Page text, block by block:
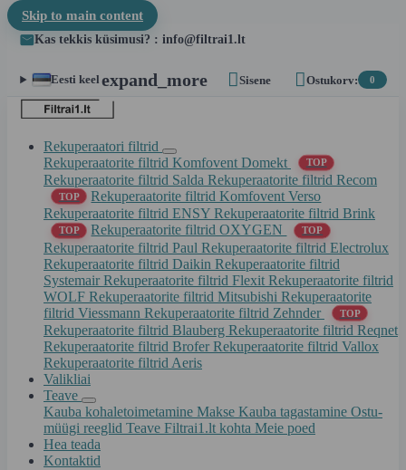
Skip to main content
Kas tekkis küsimusi? : info@filtrai1.lt
Eesti keel expand_more Sisene Ostukorv: 0
Rekuperaatori filtrid
Rekuperaatorite filtrid Komfovent Domekt
TOP
Rekuperaatorite filtrid Salda Rekuperaatorite filtrid Recom
TOP
Rekuperaatorite filtrid Komfovent Verso
Rekuperaatorite filtrid ENSY Rekuperaatorite filtrid Brink
TOP Rekuperaatorite filtrid OXYGEN TOP
Rekuperaatorite filtrid Paul Rekuperaatorite filtrid Electrolux
Rekuperaatorite filtrid Daikin Rekuperaatorite filtrid
Systemair Rekuperaatorite filtrid Flexit Rekuperaatorite filtrid
WOLF Rekuperaatorite filtrid Mitsubishi Rekuperaatorite
filtrid Viessmann Rekuperaatorite filtrid Zehnder TOP
Rekuperaatorite filtrid Blauberg Rekuperaatorite filtrid Reqnet
Rekuperaatorite filtrid Brofer Rekuperaatorite filtrid Vallox
Rekuperaatorite filtrid Aeris
Valikliai
Teave
Kauba kohaletoimetamine Makse Kauba tagastamine Ostu-
müügi reeglid Teave Filtrai1.lt kohta Meie poed
Hea teada
Kontaktid